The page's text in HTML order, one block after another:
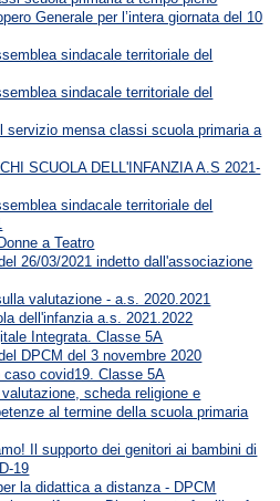
Generale per l’intera giornata del 10
sindacale territoriale del
sindacale territoriale del
servizio mensa classi scuola primaria a
SCUOLA DELL'INFANZIA A.S 2021-
sindacale territoriale del
a Teatro
26/03/2021 indetto dall'associazione
valutazione - a.s. 2020.2021
dell'infanzia a.s. 2021.2022
Integrata. Classe 5A
DPCM del 3 novembre 2020
covid19. Classe 5A
scheda religione e
al termine della scuola primaria
Il supporto dei genitori ai bambini di
19
la didattica a distanza - DPCM